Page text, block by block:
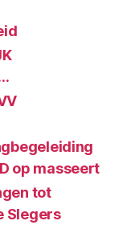
op masseert
tot
Slegers